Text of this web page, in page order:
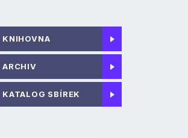
KNIHOVNA
ARCHIV
KATALOG SBÍREK